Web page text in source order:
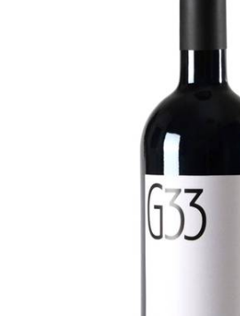
Unsere Weine nach Ländern